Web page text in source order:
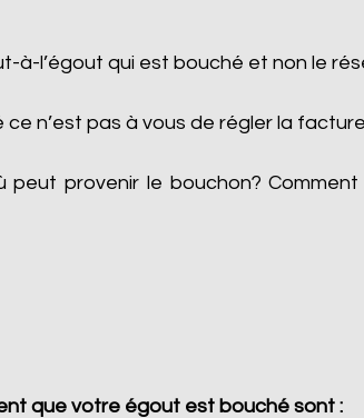
à-l’égout qui est bouché et non le
n’est pas à vous de régler la
peut provenir le bouchon?
que votre égout est bouché sont :